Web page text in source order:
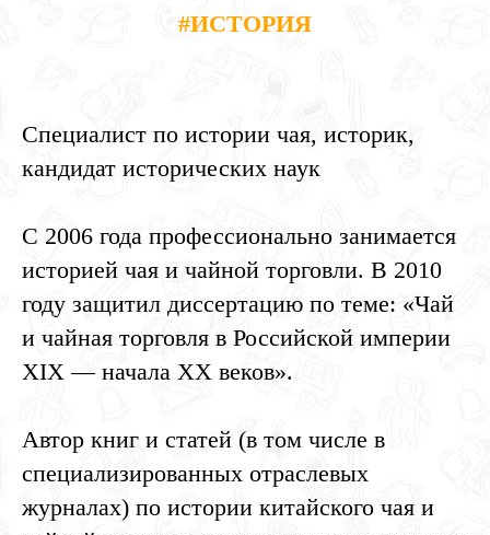
#ИСТОРИЯ
Специалист по истории чая, историк,
кандидат исторических наук
С 2006 года профессионально занимается
историей чая и чайной торговли. В 2010
году защитил диссертацию по теме: «Чай
и чайная торговля в Российской империи
XIX — начала ХХ веков».
Автор книг и статей (в том числе в
специализированных отраслевых
журналах) по истории китайского чая и